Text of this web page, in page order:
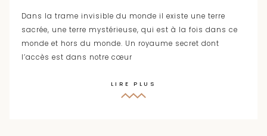
Dans la trame invisible du monde il existe une terre
sacrée, une terre mystérieuse, qui est à la fois dans ce
monde et hors du monde. Un royaume secret dont
l’accès est dans notre cœur
LIRE PLUS